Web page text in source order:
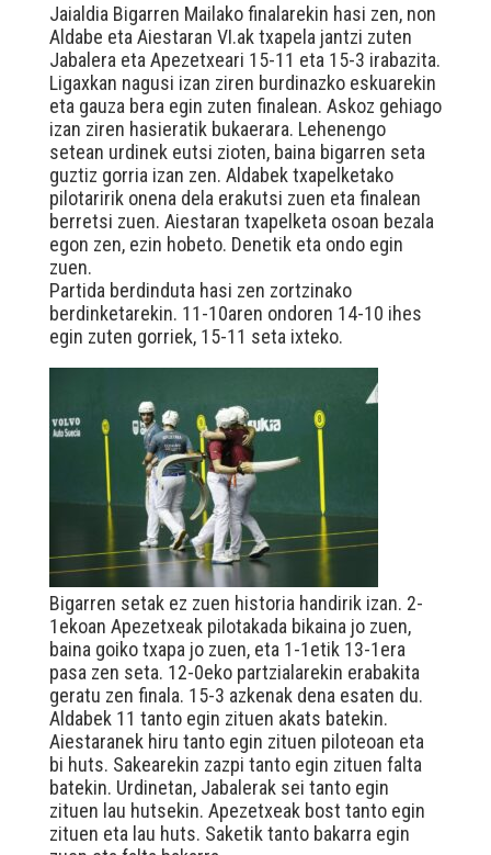
Jaialdia Bigarren Mailako finalarekin hasi zen, non
Aldabe eta Aiestaran VI.ak txapela jantzi zuten
Jabalera eta Apezetxeari 15-11 eta 15-3 irabazita.
Ligaxkan nagusi izan ziren burdinazko eskuarekin
eta gauza bera egin zuten finalean. Askoz gehiago
izan ziren hasieratik bukaerara. Lehenengo
setean urdinek eutsi zioten, baina bigarren seta
guztiz gorria izan zen. Aldabek txapelketako
pilotaririk onena dela erakutsi zuen eta finalean
berretsi zuen. Aiestaran txapelketa osoan bezala
egon zen, ezin hobeto. Denetik eta ondo egin
zuen.
Partida berdinduta hasi zen zortzinako
berdinketarekin. 11-10aren ondoren 14-10 ihes
egin zuten gorriek, 15-11 seta ixteko.
Bigarren setak ez zuen historia handirik izan. 2-
1ekoan Apezetxeak pilotakada bikaina jo zuen,
baina goiko txapa jo zuen, eta 1-1etik 13-1era
pasa zen seta. 12-0eko partzialarekin erabakita
geratu zen finala. 15-3 azkenak dena esaten du.
Aldabek 11 tanto egin zituen akats batekin.
Aiestaranek hiru tanto egin zituen piloteoan eta
bi huts. Sakearekin zazpi tanto egin zituen falta
batekin. Urdinetan, Jabalerak sei tanto egin
zituen lau hutsekin. Apezetxeak bost tanto egin
zituen eta lau huts. Saketik tanto bakarra egin